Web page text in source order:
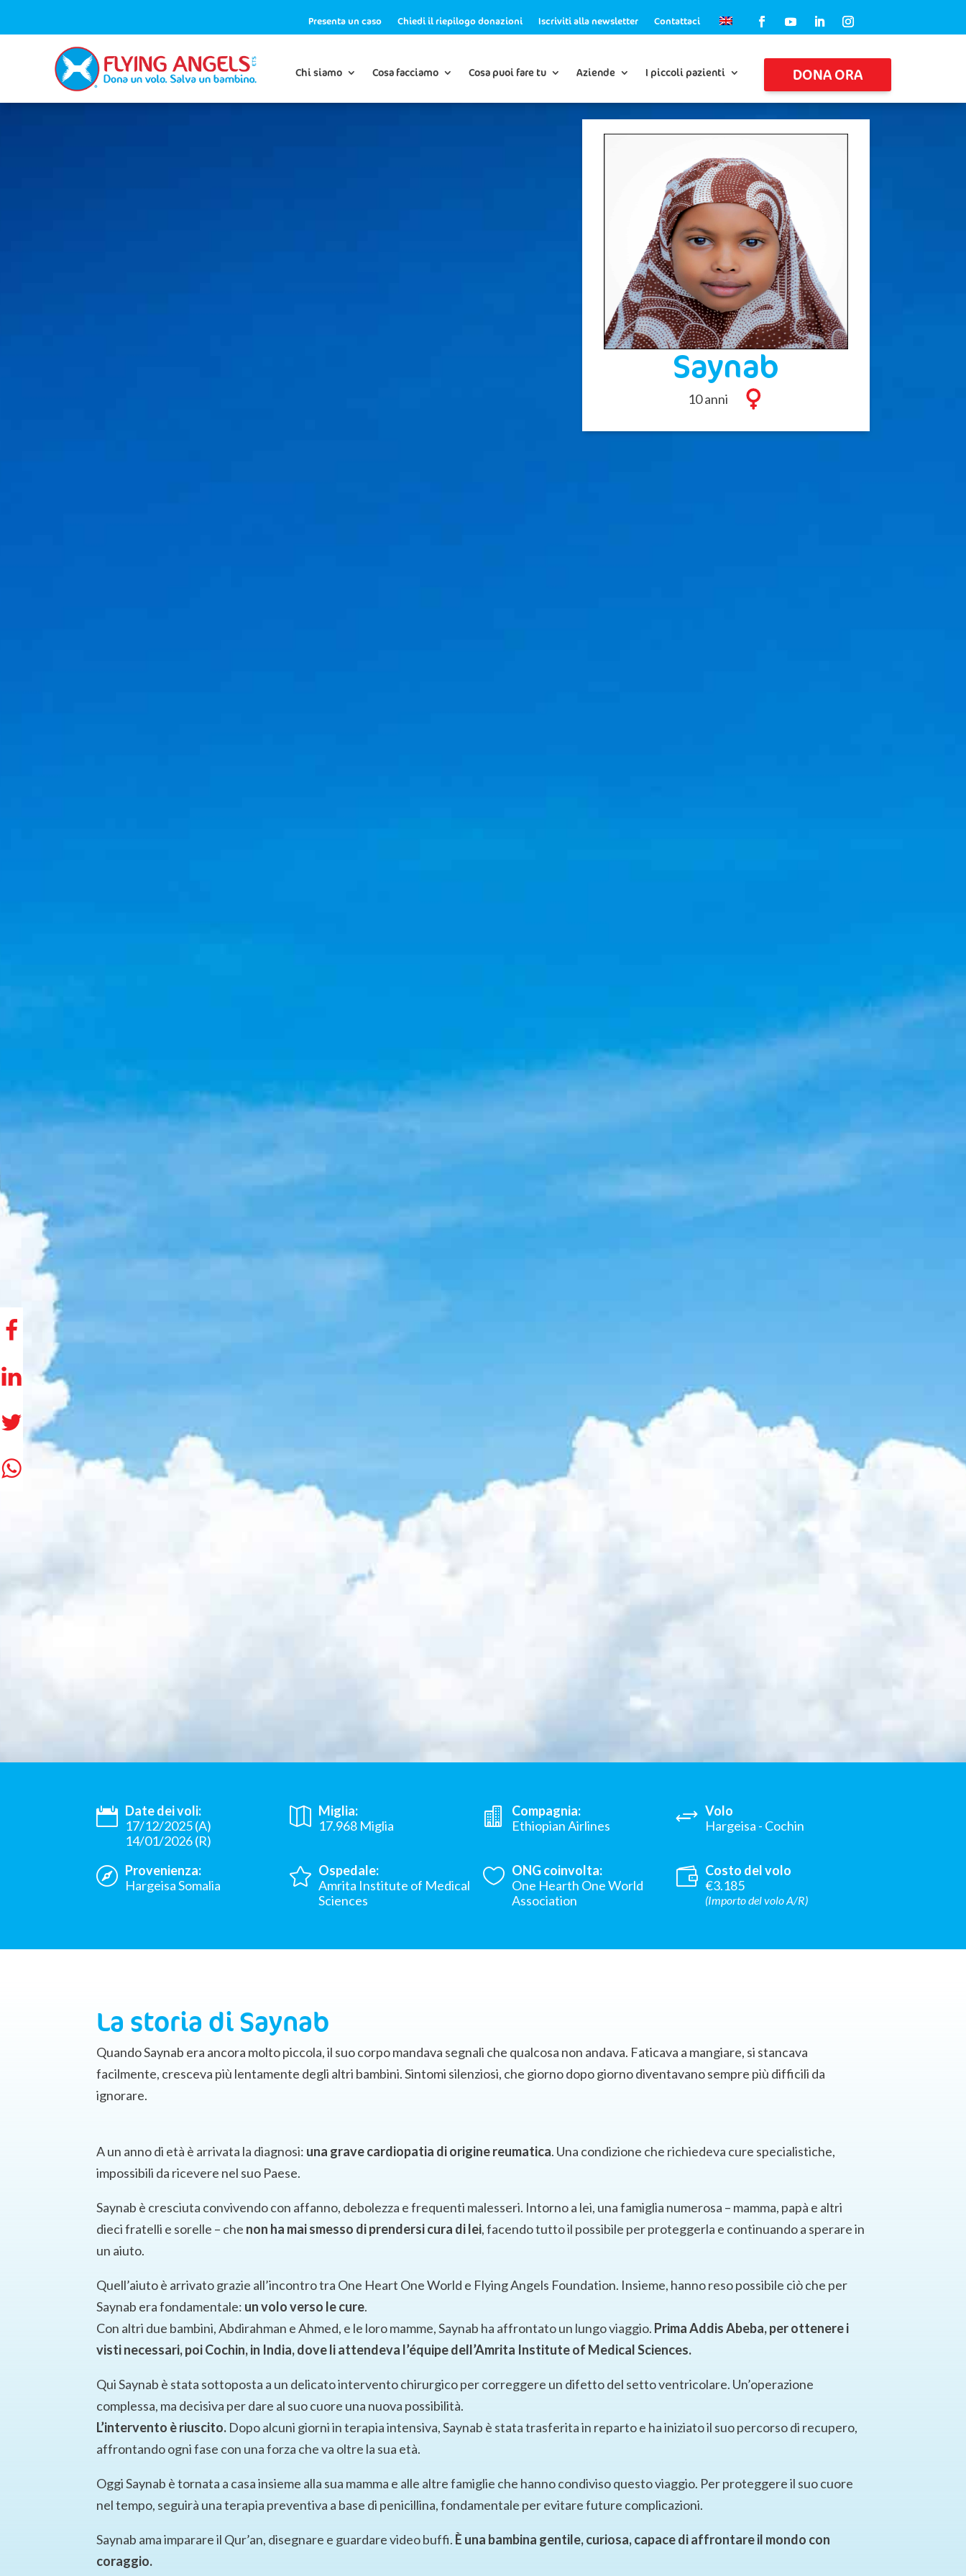
Presenta un caso Chiedi il riepilogo donazioni Iscriviti alla newsletter Contattaci
Chi siamo Cosa facciamo Cosa puoi fare tu Aziende I piccoli pazienti DONA ORA
Saynab
10 anni
Date dei voli:
17/12/2025 (A)
14/01/2026 (R)
Miglia:
17.968 Miglia
Compagnia:
Ethiopian Airlines
Volo
Hargeisa - Cochin
Provenienza:
Hargeisa Somalia
Ospedale:
Amrita Institute of Medical
Sciences
ONG coinvolta:
One Hearth One World
Association
Costo del volo
€3.185
(Importo del volo A/R)
La storia di Saynab
Quando Saynab era ancora molto piccola, il suo corpo mandava segnali che qualcosa non andava. Faticava a mangiare, si stancava
facilmente, cresceva più lentamente degli altri bambini. Sintomi silenziosi, che giorno dopo giorno diventavano sempre più difficili da
ignorare.
A un anno di età è arrivata la diagnosi: una grave cardiopatia di origine reumatica. Una condizione che richiedeva cure specialistiche,
impossibili da ricevere nel suo Paese.
Saynab è cresciuta convivendo con affanno, debolezza e frequenti malesseri. Intorno a lei, una famiglia numerosa – mamma, papà e altri
dieci fratelli e sorelle – che non ha mai smesso di prendersi cura di lei, facendo tutto il possibile per proteggerla e continuando a sperare in
un aiuto.
Quell’aiuto è arrivato grazie all’incontro tra One Heart One World e Flying Angels Foundation. Insieme, hanno reso possibile ciò che per
Saynab era fondamentale: un volo verso le cure.
Con altri due bambini, Abdirahman e Ahmed, e le loro mamme, Saynab ha affrontato un lungo viaggio. Prima Addis Abeba, per ottenere i
visti necessari, poi Cochin, in India, dove li attendeva l’équipe dell’Amrita Institute of Medical Sciences.
Qui Saynab è stata sottoposta a un delicato intervento chirurgico per correggere un difetto del setto ventricolare. Un’operazione
complessa, ma decisiva per dare al suo cuore una nuova possibilità.
L’intervento è riuscito. Dopo alcuni giorni in terapia intensiva, Saynab è stata trasferita in reparto e ha iniziato il suo percorso di recupero,
affrontando ogni fase con una forza che va oltre la sua età.
Oggi Saynab è tornata a casa insieme alla sua mamma e alle altre famiglie che hanno condiviso questo viaggio. Per proteggere il suo cuore
nel tempo, seguirà una terapia preventiva a base di penicillina, fondamentale per evitare future complicazioni.
Saynab ama imparare il Qur’an, disegnare e guardare video buffi. È una bambina gentile, curiosa, capace di affrontare il mondo con
coraggio.